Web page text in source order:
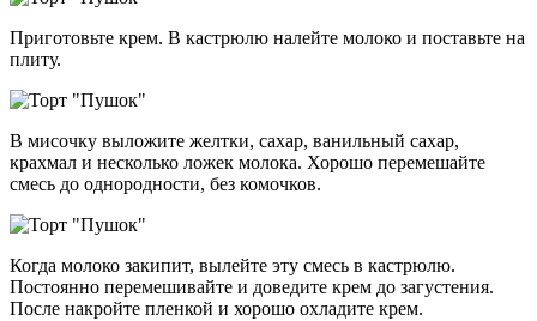
Приготовьте крем. В кастрюлю налейте молоко и поставьте на
плиту.
В мисочку выложите желтки, сахар, ванильный сахар,
крахмал и несколько ложек молока. Хорошо перемешайте
смесь до однородности, без комочков.
Когда молоко закипит, вылейте эту смесь в кастрюлю.
Постоянно перемешивайте и доведите крем до загустения.
После накройте пленкой и хорошо охладите крем.